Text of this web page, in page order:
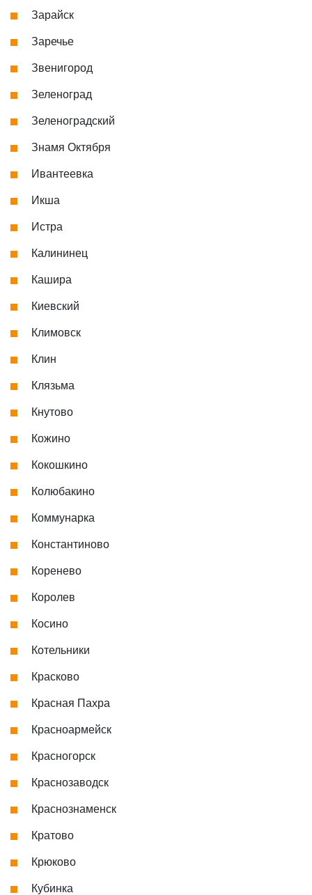
Зарайск
Заречье
Звенигород
Зеленоград
Зеленоградский
Знамя Октября
Ивантеевка
Икша
Истра
Калининец
Кашира
Киевский
Климовск
Клин
Клязьма
Кнутово
Кожино
Кокошкино
Колюбакино
Коммунарка
Константиново
Коренево
Королев
Косино
Котельники
Красково
Красная Пахра
Красноармейск
Красногорск
Краснозаводск
Краснознаменск
Кратово
Крюково
Кубинка